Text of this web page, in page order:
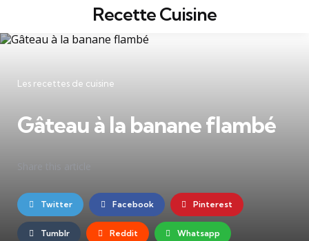
Recette Cuisine
Catégories
Les recettes de cuisine
Gâteau à la banane flambé
Twitter Facebook Pinterest
Tumblr Reddit Whatsapp